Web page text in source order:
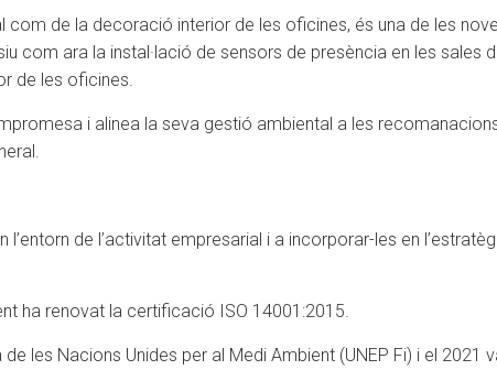
de la decoració interior de les oficines, és una de les
com ara la instal·lació de sensors de presència en les sales
de les oficines.
i alinea la seva gestió ambiental a les
de l’activitat empresarial i a incorporar-les en
ha renovat la certificació ISO 14001:2015.
les Nacions Unides per al Medi Ambient (UNEP Fi) i el 2021